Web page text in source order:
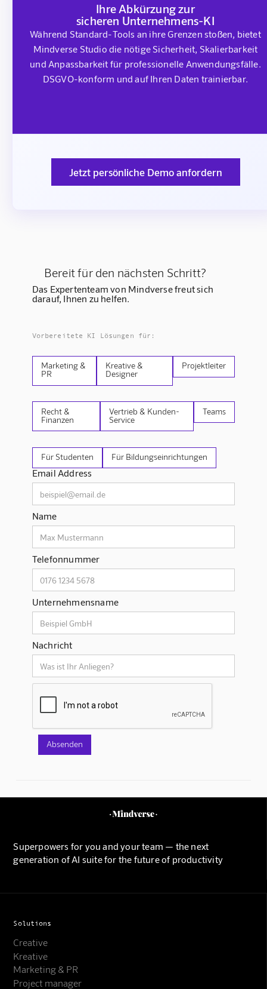
Ihre Abkürzung zur
sicheren Unternehmens-KI
Während Standard-Tools an ihre Grenzen stoßen, bietet
Mindverse Studio die nötige Sicherheit, Skalierbarkeit
und Anpassbarkeit für professionelle Anwendungsfälle.
DSGVO-konform und auf Ihren Daten trainierbar.
Jetzt persönliche Demo anfordern
Bereit für den nächsten Schritt?
Das Expertenteam von Mindverse freut sich
darauf, Ihnen zu helfen.
Vorbereitete KI Lösungen für:
Marketing &
PR
Kreative &
Designer
Projektleiter
Recht &
Finanzen
Vertrieb & Kunden-
Service
Teams
Für Studenten Für Bildungseinrichtungen
Email Address
Name
Telefonnummer
Unternehmensname
Nachricht
Superpowers for you and your team — the next
generation of AI suite for the future of productivity
Solutions
Creative
Kreative
Marketing & PR
Project manager